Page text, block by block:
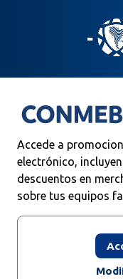
Accede a
electrónico,
descuentos en
sobre tus equipos
principales